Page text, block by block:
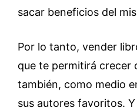
sacar beneficios del
Por lo tanto, vender
que te permitirá crecer
también, como medio
sus autores favoritos.